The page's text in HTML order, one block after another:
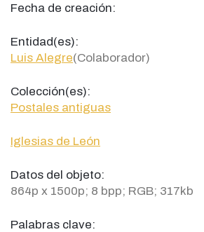
Fecha de creación:
Entidad(es):
Luis Alegre(Colaborador)
Colección(es):
Postales antiguas
Iglesias de León
Datos del objeto:
864p x 1500p; 8 bpp; RGB; 317kb
Palabras clave: